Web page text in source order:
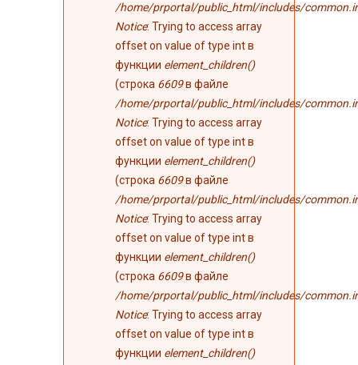
/home/prportal/public_html/includes/
Notice: Trying to access array
offset on value of type int в
функции element_children()
(строка 6609в файле
/home/prportal/public_html/includes/
Notice: Trying to access array
offset on value of type int в
функции element_children()
(строка 6609в файле
/home/prportal/public_html/includes/
Notice: Trying to access array
offset on value of type int в
функции element_children()
(строка 6609в файле
/home/prportal/public_html/includes/
Notice: Trying to access array
offset on value of type int в
функции element_children()